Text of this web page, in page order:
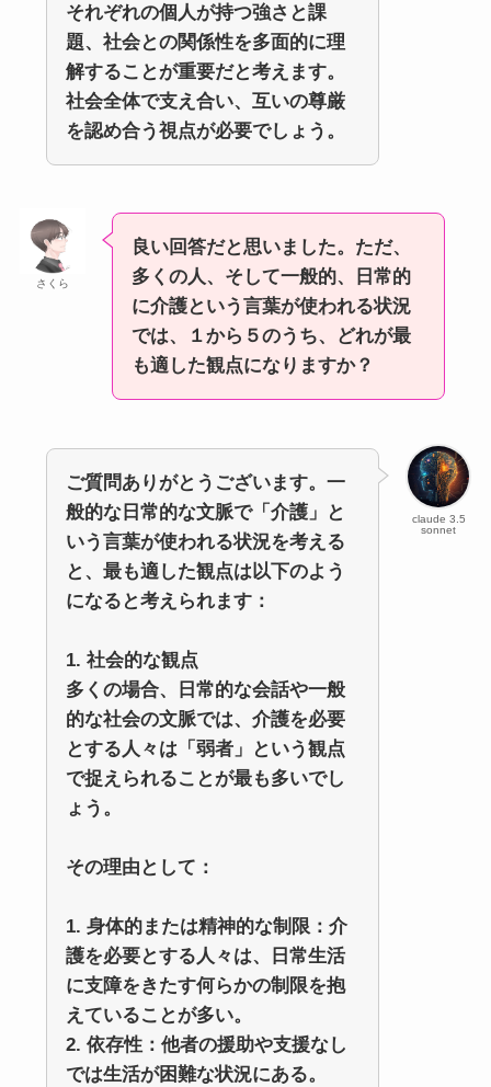
それぞれの個人が持つ強さと課
題、社会との関係性を多面的に理
解することが重要だと考えます。
社会全体で支え合い、互いの尊厳
を認め合う視点が必要でしょう。
さくら
良い回答だと思いました。ただ、
多くの人、そして一般的、日常的
に介護という言葉が使われる状況
では、１から５のうち、どれが最
も適した観点になりますか？
claude 3.5
sonnet
ご質問ありがとうございます。一
般的な日常的な文脈で「介護」と
いう言葉が使われる状況を考える
と、最も適した観点は以下のよう
になると考えられます：
1. 社会的な観点
多くの場合、日常的な会話や一般
的な社会の文脈では、介護を必要
とする人々は「弱者」という観点
で捉えられることが最も多いでし
ょう。
その理由として：
1. 身体的または精神的な制限：介
護を必要とする人々は、日常生活
に支障をきたす何らかの制限を抱
えていることが多い。
2. 依存性：他者の援助や支援なし
では生活が困難な状況にある。